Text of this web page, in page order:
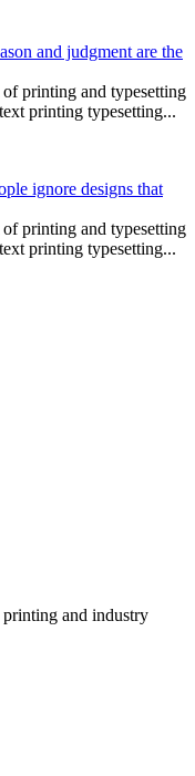
and judgment are the
printing and typesetting
printing typesetting...
ignore designs that
printing and typesetting
printing typesetting...
and industry